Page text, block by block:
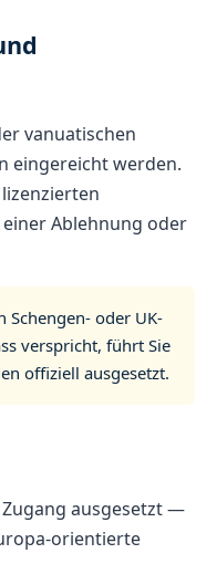
vanuatischen
eingereicht werden.
Ablehnung oder
oder UK-
verspricht, führt Sie
offiziell ausgesetzt.
ausgesetzt —
orientierte